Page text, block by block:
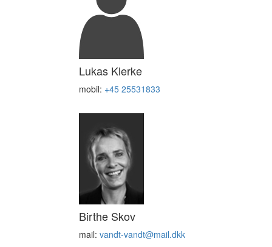
Lukas Klerke
mobil: +45 25531833
Birthe Skov
mail: vandt-vandt@mail.dkk